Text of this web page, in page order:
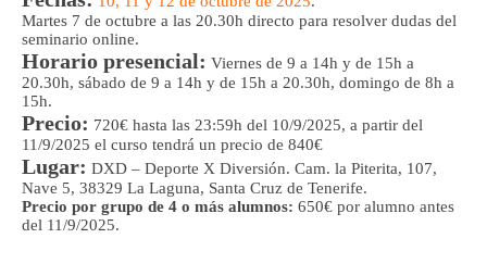
Martes 7 de octubre a las 20.30h directo para resolver dudas del
seminario online.
Horario presencial: Viernes de 9 a 14h y de 15h a
20.30h, sábado de 9 a 14h y de 15h a 20.30h, domingo de 8h a
15h.
Precio: 720€ hasta las 23:59h del 10/9/2025, a partir del
11/9/2025 el curso tendrá un precio de 840€
Lugar: DXD – Deporte X Diversión. Cam. la Piterita, 107,
Nave 5, 38329 La Laguna, Santa Cruz de Tenerife.
Precio por grupo de 4 o más alumnos: 650€ por alumno antes
del 11/9/2025.